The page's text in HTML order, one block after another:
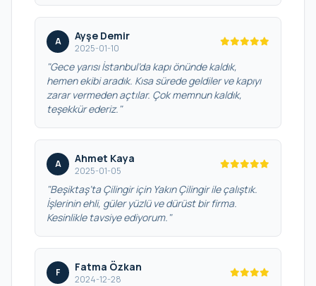
A Ayşe Demir
2025-01-10
"Gece yarısı İstanbul’da kapı önünde kaldık,
hemen ekibi aradık. Kısa sürede geldiler ve kapıyı
zarar vermeden açtılar. Çok memnun kaldık,
teşekkür ederiz."
A Ahmet Kaya
2025-01-05
"Beşiktaş’ta Çilingir için Yakın Çilingir ile çalıştık.
İşlerinin ehli, güler yüzlü ve dürüst bir firma.
Kesinlikle tavsiye ediyorum."
F Fatma Özkan
2024-12-28